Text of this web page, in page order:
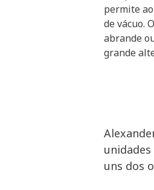
permite
de vácuo.
abrande
grande
uns dos